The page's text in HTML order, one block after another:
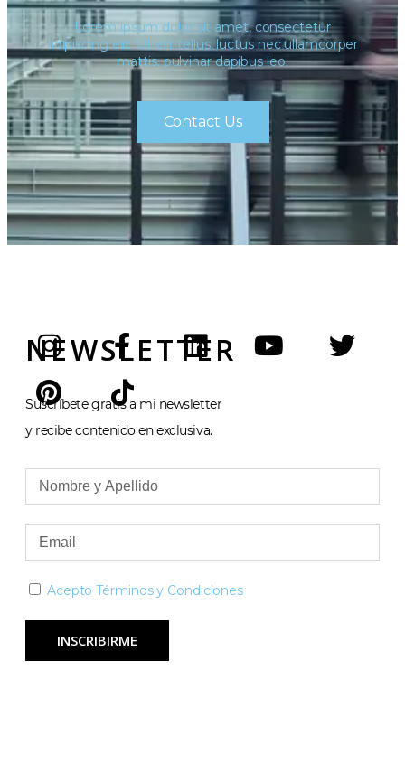
Lorem ipsum dolor sit amet, consectetur
adipiscing elit. Ut elit tellus, luctus nec ullamcorper
mattis, pulvinar dapibus leo.
Contact Us
NEWSLETTER
Suscríbete gratis a mi newsletter
y recibe contenido en exclusiva.
Acepto Términos y Condiciones
INSCRIBIRME